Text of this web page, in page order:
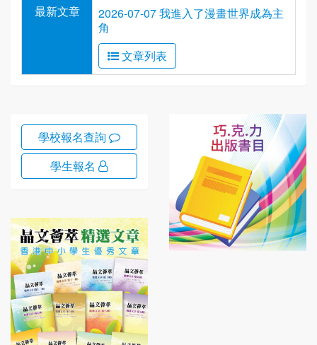
最新文章
2026-07-07 我進入了漫畫世界成為主
角
文章列表
學校報名查詢
學生報名